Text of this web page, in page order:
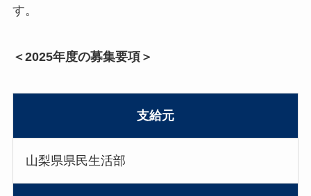
す。
＜2025年度の募集要項＞
支給元
山梨県県民生活部